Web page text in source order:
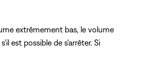
extrêmement bas, le volume
est possible de s'arrêter. Si